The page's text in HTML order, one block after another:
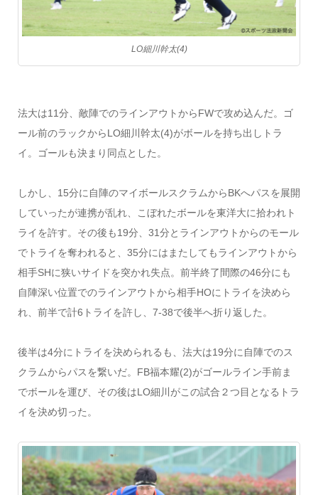
LO細川幹太(4)
法大は11分、敵陣でのラインアウトからFWで攻め込んだ。ゴ
ール前のラックからLO細川幹太(4)がボールを持ち出しトラ
イ。ゴールも決まり同点とした。
しかし、15分に自陣のマイボールスクラムからBKへパスを展開
していったが連携が乱れ、こぼれたボールを東洋大に拾われト
ライを許す。その後も19分、31分とラインアウトからのモール
でトライを奪われると、35分にはまたしてもラインアウトから
相手SHに狭いサイドを突かれ失点。前半終了間際の46分にも
自陣深い位置でのラインアウトから相手HOにトライを決めら
れ、前半で計6トライを許し、7-38で後半へ折り返した。
後半は4分にトライを決められるも、法大は19分に自陣でのス
クラムからパスを繋いだ。FB福本耀(2)がゴールライン手前ま
でボールを運び、その後はLO細川がこの試合２つ目となるトラ
イを決め切った。